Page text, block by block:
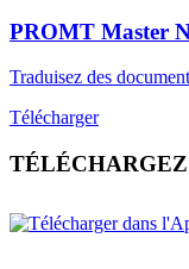
PROMT Master
Traduisez des
Télécharger